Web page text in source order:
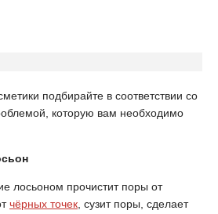
подбирайте в соответствии со
которую вам необходимо
лосьоном прочистит поры от
чёрных точек , сузит поры, сделает